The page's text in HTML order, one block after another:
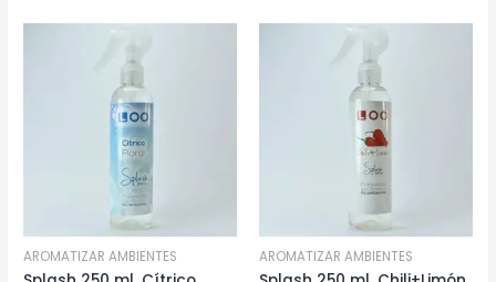
AROMATIZAR AMBIENTES AROMATIZAR AMBIENTES